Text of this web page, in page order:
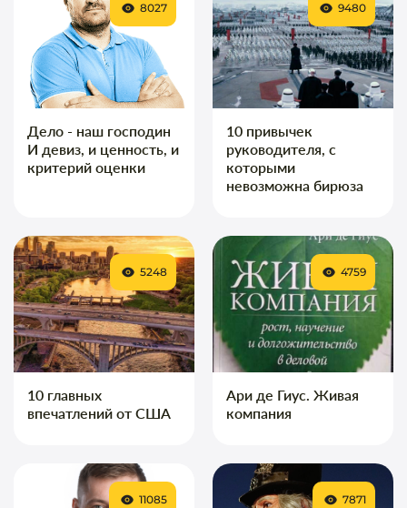
Дело - наш господин
И девиз, и ценность, и
критерий оценки
8027
10 привычек
руководителя, с
которыми
невозможна бирюза
9480
10 главных
впечатлений от США
5248
Ари де Гиус. Живая
компания
4759
11085 7871